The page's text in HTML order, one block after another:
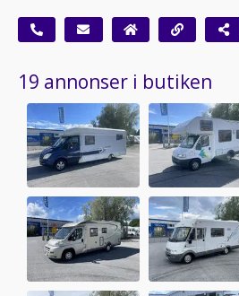
19 annonser i butiken